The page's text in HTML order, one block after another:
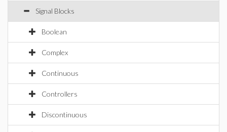
Signal Blocks
Boolean
Complex
Continuous
Controllers
Discontinuous